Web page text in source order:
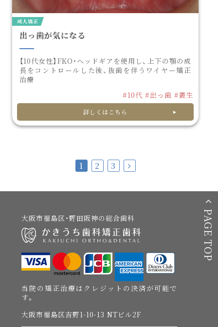
成人矯正
出っ歯が気になる
【10代女性】FKO・ヘッドギアを使用し、上下の顎の成
長をコントロールした後、抜歯を伴うワイヤー矯正
治療
#10代 #出っ歯 #叢生
詳しくはこちら
1 2 3
PAGE TOP
大阪市福島区・野田阪神の総合歯科
当院の矯正治療はクレジットの決済が可能で
す。
大阪市福島区吉野1-10-13 NTビル2F